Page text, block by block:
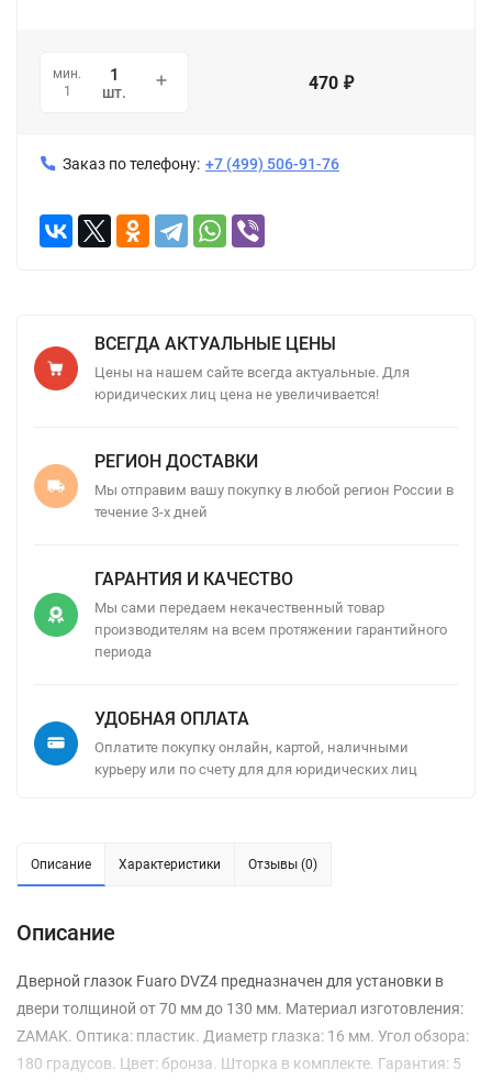
мин.
1
шт. 470 ₽
Заказ по телефону: +7 (499) 506-91-76
ВСЕГДА АКТУАЛЬНЫЕ ЦЕНЫ
Цены на нашем сайте всегда актуальные. Для
юридических лиц цена не увеличивается!
РЕГИОН ДОСТАВКИ
Мы отправим вашу покупку в любой регион России в
течение 3-х дней
ГАРАНТИЯ И КАЧЕСТВО
Мы сами передаем некачественный товар
производителям на всем протяжении гарантийного
периода
УДОБНАЯ ОПЛАТА
Оплатите покупку онлайн, картой, наличными
курьеру или по счету для для юридических лиц
Описание Характеристики Отзывы (0)
Описание
Дверной глазок Fuaro DVZ4 предназначен для установки в
двери толщиной от 70 мм до 130 мм. Материал изготовления:
ZAMAK. Оптика: пластик. Диаметр глазка: 16 мм. Угол обзора:
180 градусов. Цвет: бронза. Шторка в комплекте. Гарантия: 5